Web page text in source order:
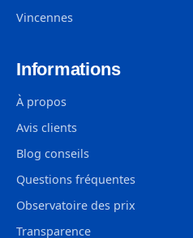
Vincennes
Informations
À propos
Avis clients
Blog conseils
Questions fréquentes
Observatoire des prix
Transparence